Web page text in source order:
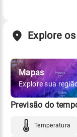
Explore
Mapas
Explore sua
Previsão do
Temperatura